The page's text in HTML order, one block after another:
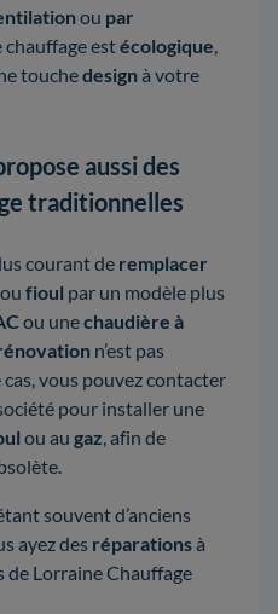
ou par
chauffage estécologique,
touchedesignà votre
aussi des
traditionnelles
courant de remplacer
ou fioul par un modèle plus
ou unechaudière à
n’est pas
vous pouvez contacter
pour installer une
ou au gaz, afin de
souvent d’anciens
ayez des réparationsà
de Lorraine Chauffage